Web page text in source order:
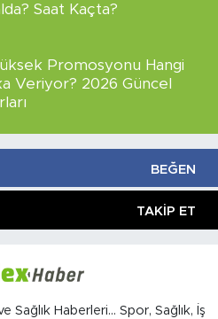
Saat Kaçta?
Promosyonu Hangi
Veriyor? 2026 Güncel
BEĞEN
TAKIP ET
Sağlık Haberleri... Spor, Sağlık, İş